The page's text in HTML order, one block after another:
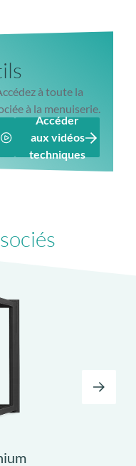
à toute la
à la menuiserie.
Accéder
aux vidéos
techniques